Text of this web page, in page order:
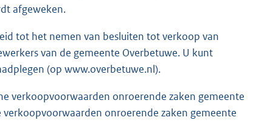
afgeweken.
tot het nemen van besluiten tot verkoop van
van de gemeente Overbetuwe. U kunt
(op www.overbetuwe.nl).
verkoopvoorwaarden onroerende zaken gemeente
onroerende zaken gemeente